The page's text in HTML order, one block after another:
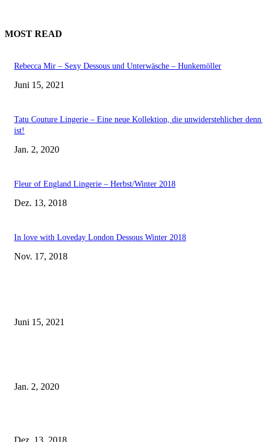
MOST READ
Rebecca Mir – Sexy Dessous und Unterwäsche – Hunkemöller
Juni 15, 2021
Tatu Couture Lingerie – Eine neue Kollektion, die unwiderstehlicher denn
ist!
Jan. 2, 2020
Fleur of England Lingerie – Herbst/Winter 2018
Dez. 13, 2018
In love with Loveday London Dessous Winter 2018
Nov. 17, 2018
Juni 15, 2021
Jan. 2, 2020
Dez. 13, 2018